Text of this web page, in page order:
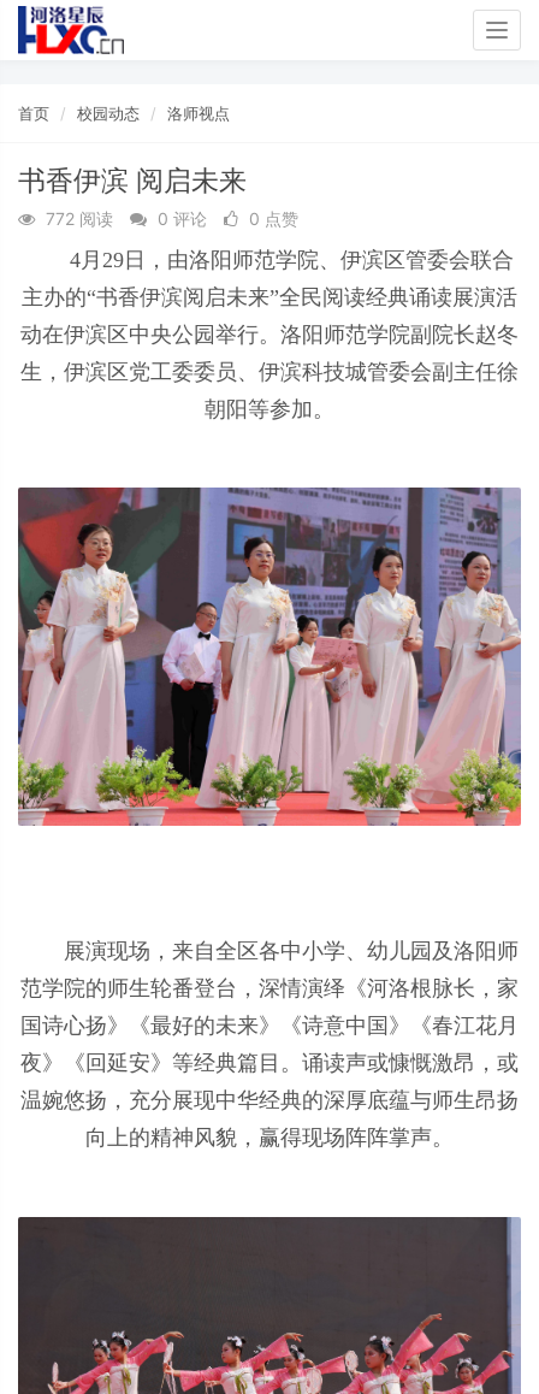
首页 校园动态 洛师视点
书香伊滨 阅启未来
772 阅读 0 评论 0 点赞
4月29日，由洛阳师范学院、伊滨区管委会联合
主办的“书香伊滨阅启未来”全民阅读经典诵读展演活
动在伊滨区中央公园举行。洛阳师范学院副院长赵冬
生，伊滨区党工委委员、伊滨科技城管委会副主任徐
朝阳等参加。
展演现场，来自全区各中小学、幼儿园 及洛阳师
范学院的师生轮番登台，深情演绎《河洛根脉长，家
国诗心扬》《最好的未来》《诗意中国》《春江花月
夜》《回延安》等经典篇目。诵读声或慷慨激昂，或
温婉悠扬，充分展现中华经典的深厚底蕴与师生昂扬
向上的精神风貌，赢得现场阵阵掌声。